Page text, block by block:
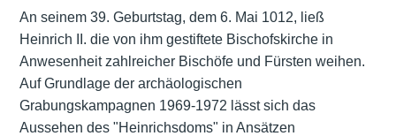
An seinem 39. Geburtstag, dem 6. Mai 1012, ließ
Heinrich II. die von ihm gestiftete Bischofskirche in
Anwesenheit zahlreicher Bischöfe und Fürsten weihen.
Auf Grundlage der archäologischen
Grabungskampagnen 1969-1972 lässt sich das
Aussehen des "Heinrichsdoms" in Ansätzen